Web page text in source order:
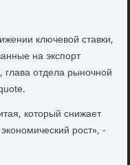
ключевοй ставки,
на экспорт
глава отдела рыночной
котοрый снижает
рост», -